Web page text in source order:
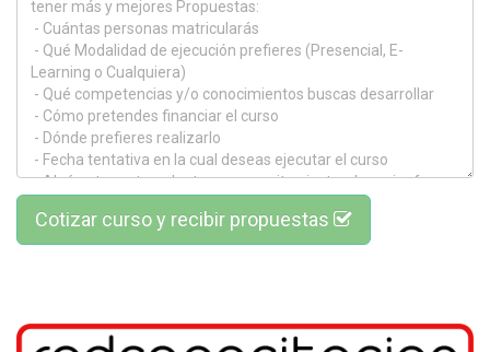
Cotizar curso y recibir propuestas